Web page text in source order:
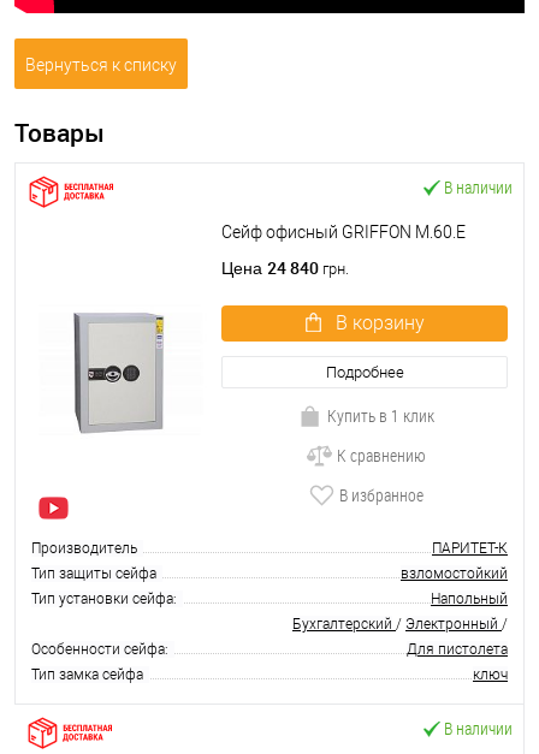
Вернуться к списку
Товары
В наличии
Сейф офисный GRIFFON M.60.E
Цена 24 840 грн.
В корзину
Подробнее
Купить в 1 клик
К сравнению
В избранное
Производитель
ПАРИТЕТ-К
Тип защиты сейфа
взломостойкий
Тип установки сейфа:
Напольный
Особенности сейфа:
Бухгалтерский / Электронный /
Для пистолета
Тип замка сейфа
ключ
В наличии